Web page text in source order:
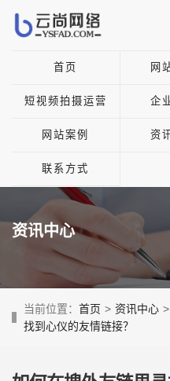
首页 网
短视频拍摄运营 企
网站案例 资
联系方式
资讯中心
当前位置： 首页 > 资讯中心 >
找到心仪的友情链接？